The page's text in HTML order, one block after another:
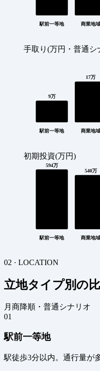
駅前一等地 商業地域
手取り(万円・普通シ
9万
駅前一等地
17万
商業地域
初期投資(万円)
594万
駅前一等地
540万
商業地域
02 · LOCATION
立地タイプ別の
月商降順・普通シナリオ
01
駅前一等地
駅徒歩3分以内。通行量が